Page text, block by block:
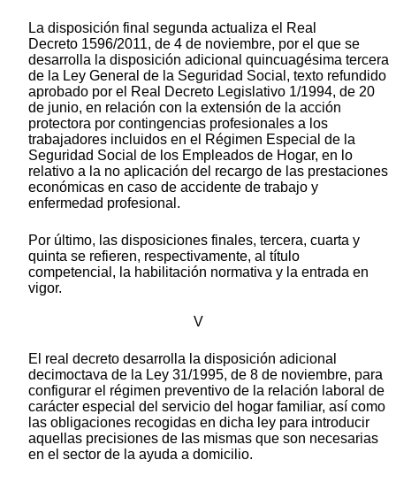
La disposición final segunda actualiza el Real
Decreto 1596/2011, de 4 de noviembre, por el que se
desarrolla la disposición adicional quincuagésima tercera
de la Ley General de la Seguridad Social, texto refundido
aprobado por el Real Decreto Legislativo 1/1994, de 20
de junio, en relación con la extensión de la acción
protectora por contingencias profesionales a los
trabajadores incluidos en el Régimen Especial de la
Seguridad Social de los Empleados de Hogar, en lo
relativo a la no aplicación del recargo de las prestaciones
económicas en caso de accidente de trabajo y
enfermedad profesional.
Por último, las disposiciones finales, tercera, cuarta y
quinta se refieren, respectivamente, al título
competencial, la habilitación normativa y la entrada en
vigor.
V
El real decreto desarrolla la disposición adicional
decimoctava de la Ley 31/1995, de 8 de noviembre, para
configurar el régimen preventivo de la relación laboral de
carácter especial del servicio del hogar familiar, así como
las obligaciones recogidas en dicha ley para introducir
aquellas precisiones de las mismas que son necesarias
en el sector de la ayuda a domicilio.